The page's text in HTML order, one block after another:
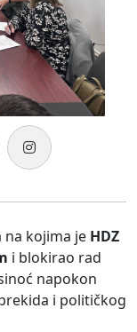
kojima je HDZ
i blokirao rad
napokon
i političkog